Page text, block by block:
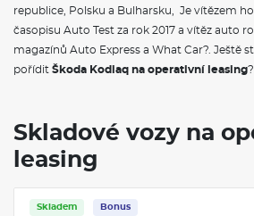
Pneumatiky 235/45 R20 100V
Disky kol z lehké slitiny Rila 20"
ET41
Aero kryty kol
Funkce Off-road pro volbu jízdního
Adaptivní podvozek (DCC+) a volba
republice, Polsku a Bulharsku, Je vítězem
časopisu Auto Test za rok 2017 a vítěz auto
magazínů Auto Express a What Car?. Ještě
pořídit Škoda Kodiaq na operativní leasing?
Skladové vozy na
leasing
Skladem Bonus